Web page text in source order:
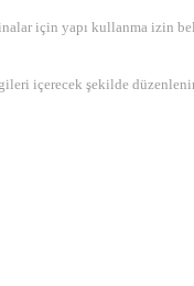
için yapı kullanma izin
içerecek şekilde